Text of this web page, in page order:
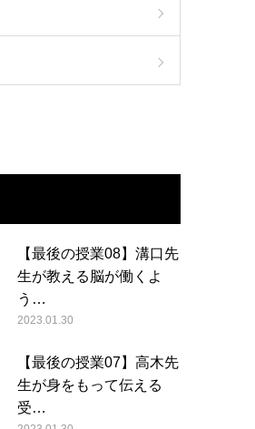
【最後の授業08】溝口先
生が教える脳が働くよ
う…
2023.01.30
【最後の授業07】高木先
生が身をもって伝える
受…